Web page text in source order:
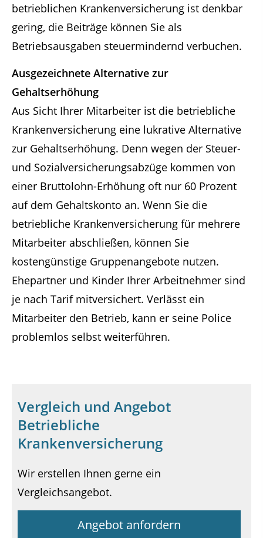
betrieblichen Krankenversicherung ist denkbar
gering, die Beiträge können Sie als
Betriebsausgaben steuermindernd verbuchen.
Ausgezeichnete Alternative zur
Gehaltserhöhung
Aus Sicht Ihrer Mitarbeiter ist die betriebliche
Krankenversicherung eine lukrative Alternative
zur Gehaltserhöhung. Denn wegen der Steuer-
und Sozialversicherungsabzüge kommen von
einer Bruttolohn-Erhöhung oft nur 60 Prozent
auf dem Gehaltskonto an. Wenn Sie die
betriebliche Krankenversicherung für mehrere
Mitarbeiter abschließen, können Sie
kostengünstige Gruppenangebote nutzen.
Ehepartner und Kinder Ihrer Arbeitnehmer sind
je nach Tarif mitversichert. Verlässt ein
Mitarbeiter den Betrieb, kann er seine Police
problemlos selbst weiterführen.
Vergleich und Angebot
Betriebliche
Krankenversicherung
Wir erstellen Ihnen gerne ein
Vergleichsangebot.
Angebot anfordern